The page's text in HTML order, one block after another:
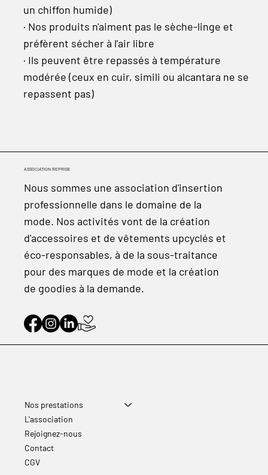
un chiffon humide)
· Nos produits n'aiment pas le sèche-linge et
préfèrent sécher à l'air libre
· Ils peuvent être repassés à température
modérée (ceux en cuir, simili ou alcantara ne se
repassent pas)
ASSOCIATION REPRISE
Nous sommes une association d'insertion
professionnelle dans le domaine de la
mode. Nos activités vont de la création
d'accessoires et de vêtements upcyclés et
éco-responsables, à de la sous-traitance
pour des marques de mode et la création
de goodies à la demande.
Nos prestations
L'association
Rejoignez-nous
Contact
CGV